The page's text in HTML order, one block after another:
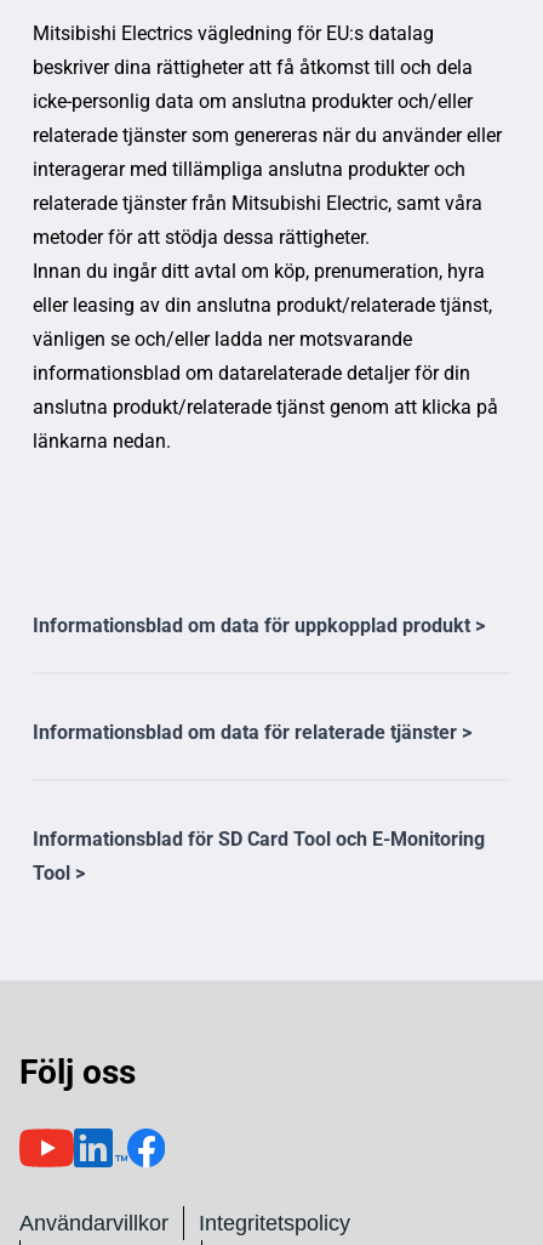
Mitsibishi Electrics vägledning för EU:s datalag
beskriver dina rättigheter att få åtkomst till och dela
icke-personlig data om anslutna produkter och/eller
relaterade tjänster som genereras när du använder eller
interagerar med tillämpliga anslutna produkter och
relaterade tjänster från Mitsubishi Electric, samt våra
metoder för att stödja dessa rättigheter.
Innan du ingår ditt avtal om köp, prenumeration, hyra
eller leasing av din anslutna produkt/relaterade tjänst,
vänligen se och/eller ladda ner motsvarande
informationsblad om datarelaterade detaljer för din
anslutna produkt/relaterade tjänst genom att klicka på
länkarna nedan.
Informationsblad om data för uppkopplad produkt >
Informationsblad om data för relaterade tjänster >
Informationsblad för SD Card Tool och E-Monitoring
Tool >
Följ oss
Användarvillkor Integritetspolicy